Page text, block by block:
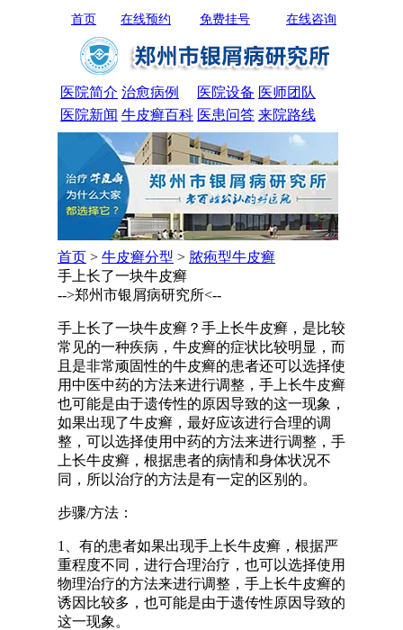
首页 在线咨询
免费挂号
在线预约
医院简介 治愈病例 医院设备 医师团队
医院新闻 牛皮癣百科 医患问答 来院路线
首页 > 牛皮癣分型 > 脓疱型牛皮癣
手上长了一块牛皮癣
-->郑州市银屑病研究所<--
手上长了一块牛皮癣？手上长牛皮癣，是比较
常见的一种疾病，牛皮癣的症状比较明显，而
且是非常顽固性的牛皮癣的患者还可以选择使
用中医中药的方法来进行调整，手上长牛皮癣
也可能是由于遗传性的原因导致的这一现象，
如果出现了牛皮癣，最好应该进行合理的调
整，可以选择使用中药的方法来进行调整，手
上长牛皮癣，根据患者的病情和身体状况不
同，所以治疗的方法是有一定的区别的。
步骤/方法：
1、有的患者如果出现手上长牛皮癣，根据严
重程度不同，进行合理治疗，也可以选择使用
物理治疗的方法来进行调整，手上长牛皮癣的
诱因比较多，也可能是由于遗传性原因导致的
这一现象。